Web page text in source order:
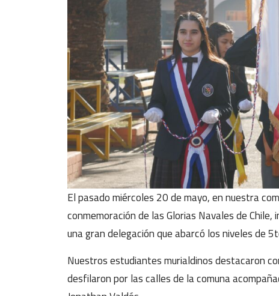
El pasado miércoles 20 de mayo, en nuestra
conmemoración de las Glorias Navales de
una gran delegación que abarcó los niveles de
Nuestros estudiantes murialdinos destacaron
desfilaron por las calles de la comuna